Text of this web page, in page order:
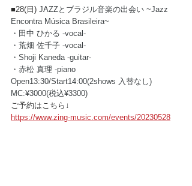
■28(日) JAZZとブラジル音楽の出会い ~Jazz
Encontra Música Brasileira~
・田中 ひかる -vocal-
・荒畑 佐千子 -vocal-
・Shoji Kaneda -guitar-
・赤松 真理 -piano
Open13:30/Start14:00(2shows 入替なし)
MC:¥3000(税込¥3300)
ご予約はこちら↓
https://www.zing-music.com/events/20230528